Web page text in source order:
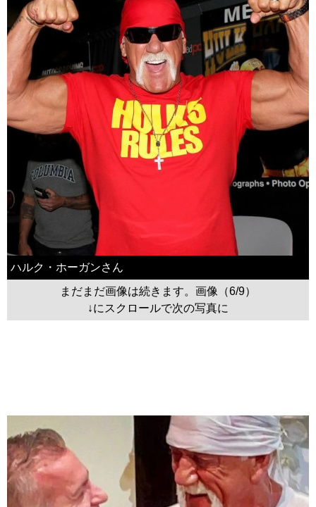
ハルク・ホーガンさん
まだまだ画像は続きます。画像（6/9）
↓にスクロールで次の写真に